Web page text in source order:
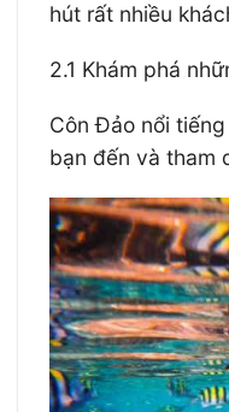
hút rất nhiều
2.1 Khám phá
Côn Đảo nổi
bạn đến và tham